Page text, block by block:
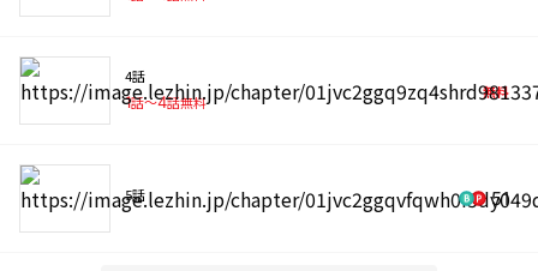
4話
1話〜4話無料
無料
5話 51